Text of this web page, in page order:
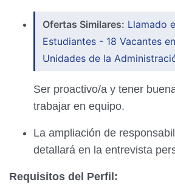
Ofertas Similares: Llamado
Estudiantes - 18 Vacantes
Unidades de la
Ser proactivo/a y tener
trabajar en equipo.
La ampliación de
detallará en la entrevista
Requisitos del Perfil: